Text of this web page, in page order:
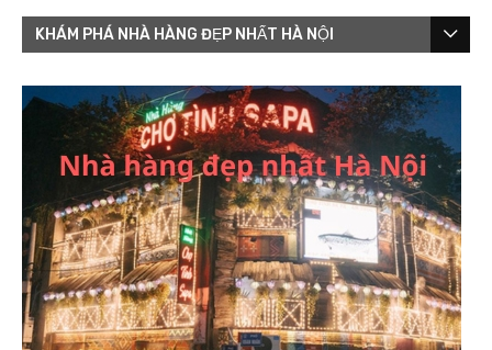
KHÁM PHÁ NHÀ HÀNG ĐẸP NHẤT HÀ NỘI